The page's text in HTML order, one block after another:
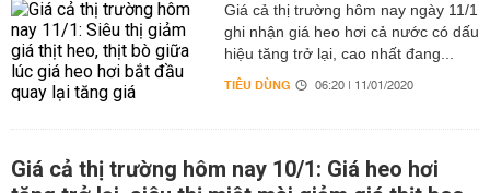
Giá cả thị trường hôm nay ngày 11/1
ghi nhận giá heo hơi cả nước có dấu
hiệu tăng trở lại, cao nhất đang...
TIÊU DÙNG 06:20 | 11/01/2020
Giá cả thị trường hôm nay 10/1: Giá heo hơi